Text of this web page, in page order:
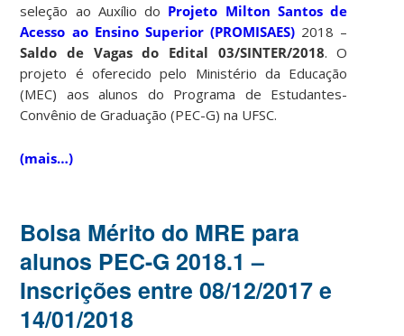
seleção ao Auxílio do Projeto Milton Santos de
Acesso ao Ensino Superior (PROMISAES)2018 –
Saldo de Vagas do Edital 03/SINTER/2018. O
projeto é oferecido pelo Ministério da Educação
(MEC) aos alunos do Programa de Estudantes-
Convênio de Graduação (PEC-G) na UFSC.
(mais…)
Bolsa Mérito do MRE para
alunos PEC-G 2018.1 –
Inscrições entre 08/12/2017 e
14/01/2018